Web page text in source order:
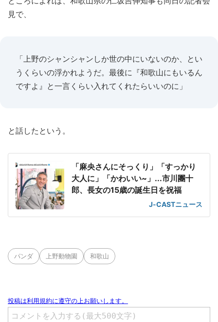
見で、
「上野のシャンシャンしか世の中にいないのか、とい
うくらいの浮かれようだ。最後に『和歌山にもいるん
ですよ』と一言くらい入れてくれたらいいのに」
と話したという。
「麻央さんにそっくり」「すっかり
大人に」「かわいい~」...市川團十
郎、長女の15歳の誕生日を祝福
J-CASTニュース
パンダ 上野動物園 和歌山